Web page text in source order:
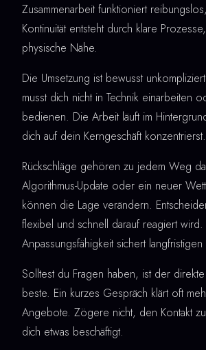
Zusammenarbeit funktioniert
Kontinuität entsteht durch klare
physische Nähe.
Die Umsetzung ist bewusst
musst dich nicht in Technik einarbeiten
bedienen. Die Arbeit läuft im
dich auf dein Kerngeschäft konzentrierst.
Rückschläge gehören zu jedem Weg
Algorithmus-Update oder ein neuer
können die Lage verändern.
flexibel und schnell darauf reagiert
Anpassungsfähigkeit sichert
Solltest du Fragen haben, ist der
beste. Ein kurzes Gespräch klärt oft
Angebote. Zögere nicht, den Kontakt
dich etwas beschäftigt.